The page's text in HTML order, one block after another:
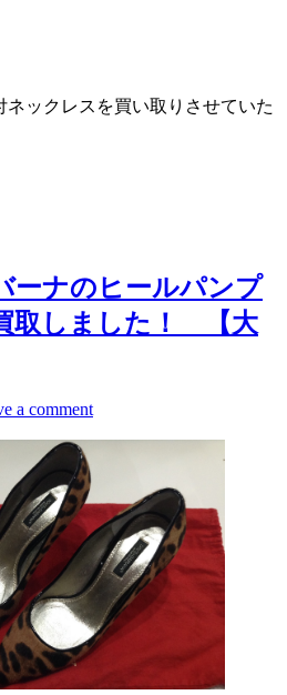
ックレスを買い取りさせていた
ーナのヒールパンプ
取しました！ 【大
a comment